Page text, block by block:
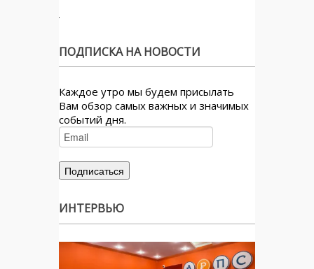
ПОДПИСКА НА НОВОСТИ
Каждое утро мы будем присылать
Вам обзор самых важных и значимых
событий дня.
ИНТЕРВЬЮ